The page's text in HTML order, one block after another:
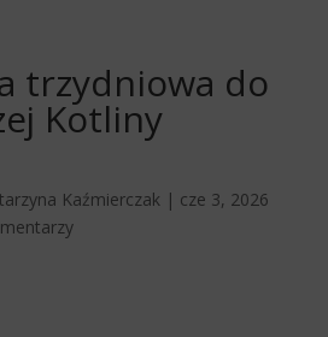
trzydniowa do
Kotliny
Kaźmierczak| cze 3, 2026